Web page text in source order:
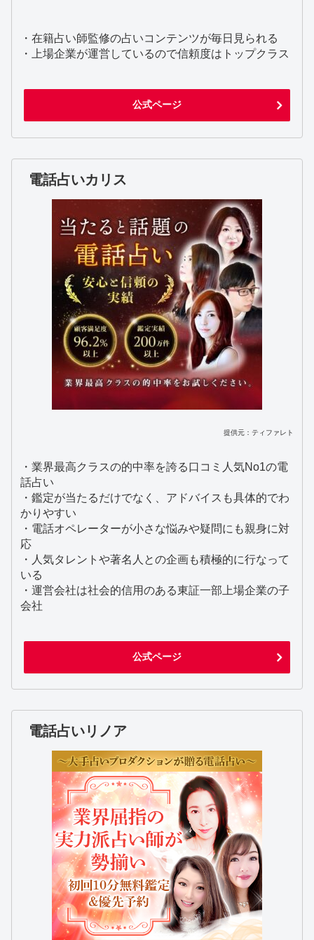
・在籍占い師監修の占いコンテンツが毎日見られる
・上場企業が運営しているので信頼度はトップクラス
公式ページ
電話占いカリス
提供元：ティファレト
・業界最高クラスの的中率を誇る口コミ人気No1の電
話占い
・鑑定が当たるだけでなく、アドバイスも具体的でわ
かりやすい
・電話オペレーターが小さな悩みや疑問にも親身に対
応
・人気タレントや著名人との企画も積極的に行なって
いる
・運営会社は社会的信用のある東証一部上場企業の子
会社
公式ページ
電話占いリノア